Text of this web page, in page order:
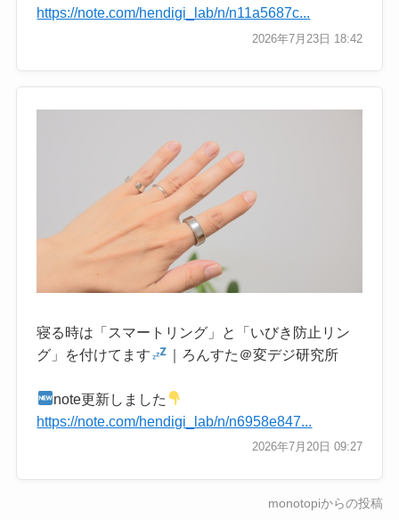
https://note.com/hendigi_lab/n/n11a5687c...
2026年7月23日 18:42
寝る時は「スマートリング」と「いびき防止リン
グ」を付けてます
｜ろんすた＠変デジ研究所
note更新しました
https://note.com/hendigi_lab/n/n6958e847...
2026年7月20日 09:27
monotopiからの投稿